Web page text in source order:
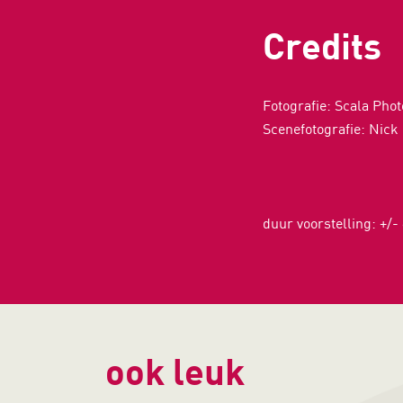
Credits
Fotografie: Scala
Scenefotografie: Nick
duur voorstelling: +/-
ook leuk